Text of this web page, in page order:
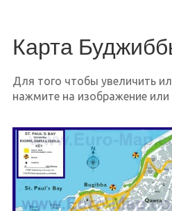
Карта
Для того чтобы увеличить
нажмите на изображение